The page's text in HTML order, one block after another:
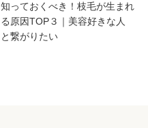
知っておくべき！枝毛が生まれ
る原因TOP３｜美容好きな人
と繋がりたい